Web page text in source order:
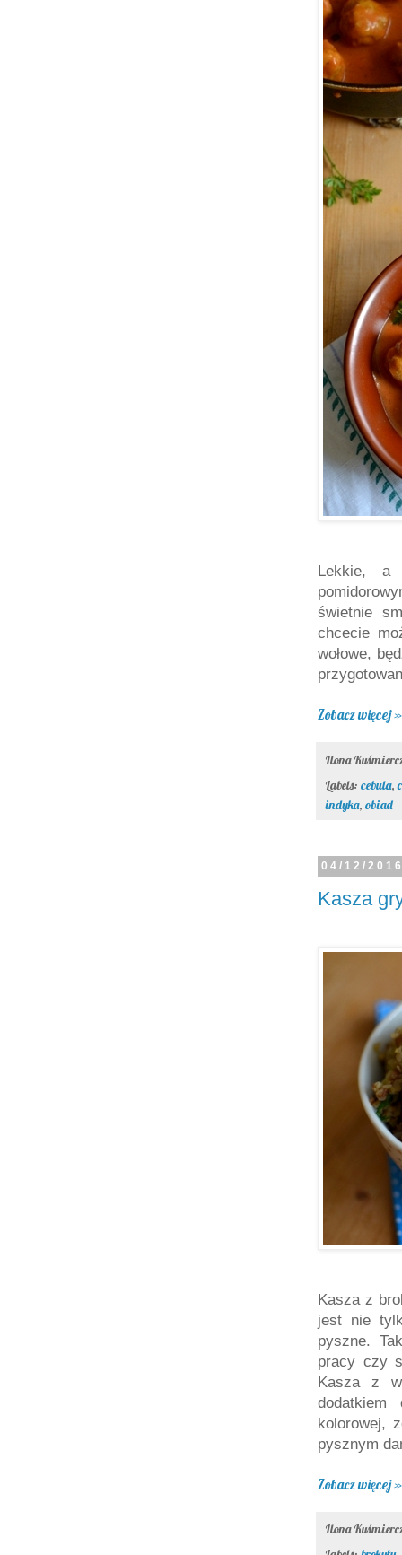
Lekkie, a
świetnie
chcecie
wołowe,
Zobacz więcej »
Ilona
Labels: cebula,
indyka, obiad
04/12/
Kasza
Kasza z
jest nie
pyszne.
pracy czy
Kasza z
kolorowej,
pysznym
Zobacz więcej »
Ilona